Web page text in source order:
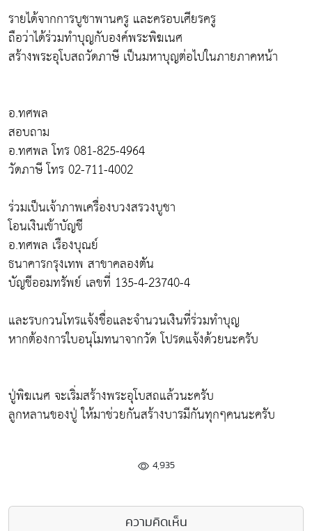
รายได้จากการบูชาพานครู และครอบเศียรครู
ถือว่าได้ร่วมทำบุญกับองค์พระพิฆเนศ
สร้างพระอุโบสถวัดภาษี เป็นมหาบุญต่อไปในภายภาคหน้า
อ.ทศพล
สอบถาม
อ.ทศพล โทร 081-825-4964
วัดภาษี โทร 02-711-4002
ร่วมเป็นเจ้าภาพเครื่องบวงสรวงบูชา
โอนเงินเข้าบัญชี
อ.ทศพล เรืองบุณย์
ธนาคารกรุงเทพ สาขาคลองตัน
บัญชีออมทรัพย์ เลขที่ 135-4-23740-4
และรบกวนโทรแจ้งชื่อและจำนวนเงินที่ร่วมทำบุญ
หากต้องการใบอนุโมทนาจากวัด โปรดแจ้งด้วยนะครับ
ปู่พิฆเนศ จะเริ่มสร้างพระอุโบสถแล้วนะครับ
ลูกหลานของปู่ ให้มาช่วยกันสร้างบารมีกันทุกๆคนนะครับ
4,935
ความคิดเห็น